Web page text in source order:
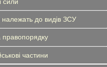
до видів ЗСУ
правопорядку
частини